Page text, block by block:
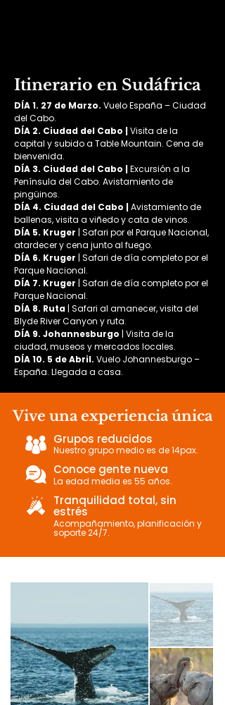
Itinerario en Sudáfrica
DÍA 1. 27 de Marzo. Vuelo España – Ciudad
del Cabo.
DÍA 2. Ciudad del Cabo | Visita de la
capital y subido a Table Mountain. Cena de
bienvenida.
DÍA 3. Ciudad del Cabo | Excursión a la
Península del Cabo. Avistamiento de
pingüinos.
DÍA 4. Ciudad del Cabo | Avistamiento de
ballenas, visita a viñedo y cata de vinos.
DÍA 5. Kruger | Safari por el Parque Nacional,
atardecer y cena junto al fuego.
DÍA 6. Kruger | Safari de día completo por el
Parque Nacional.
DÍA 7. Kruger | Safari de día completo por el
Parque Nacional.
DÍA 8. Ruta | Safari al amanecer, visita del
Blyde River Canyon y ruta.
DÍA 9. Johannesburgo | Visita de la
ciudad, museos y mercados locales.
DÍA 10. 5 de Abril. Vuelo Johannesburgo –
España. Llegada a casa.
Vive una experiencia única
Grupos reducidos
Nuestro grupo medio es de 14pax.
Conoce gente nueva
La edad media es 55 años.
Tranquilidad total, sin
estrés
Acompañamiento, planificación y
soporte 24/7.